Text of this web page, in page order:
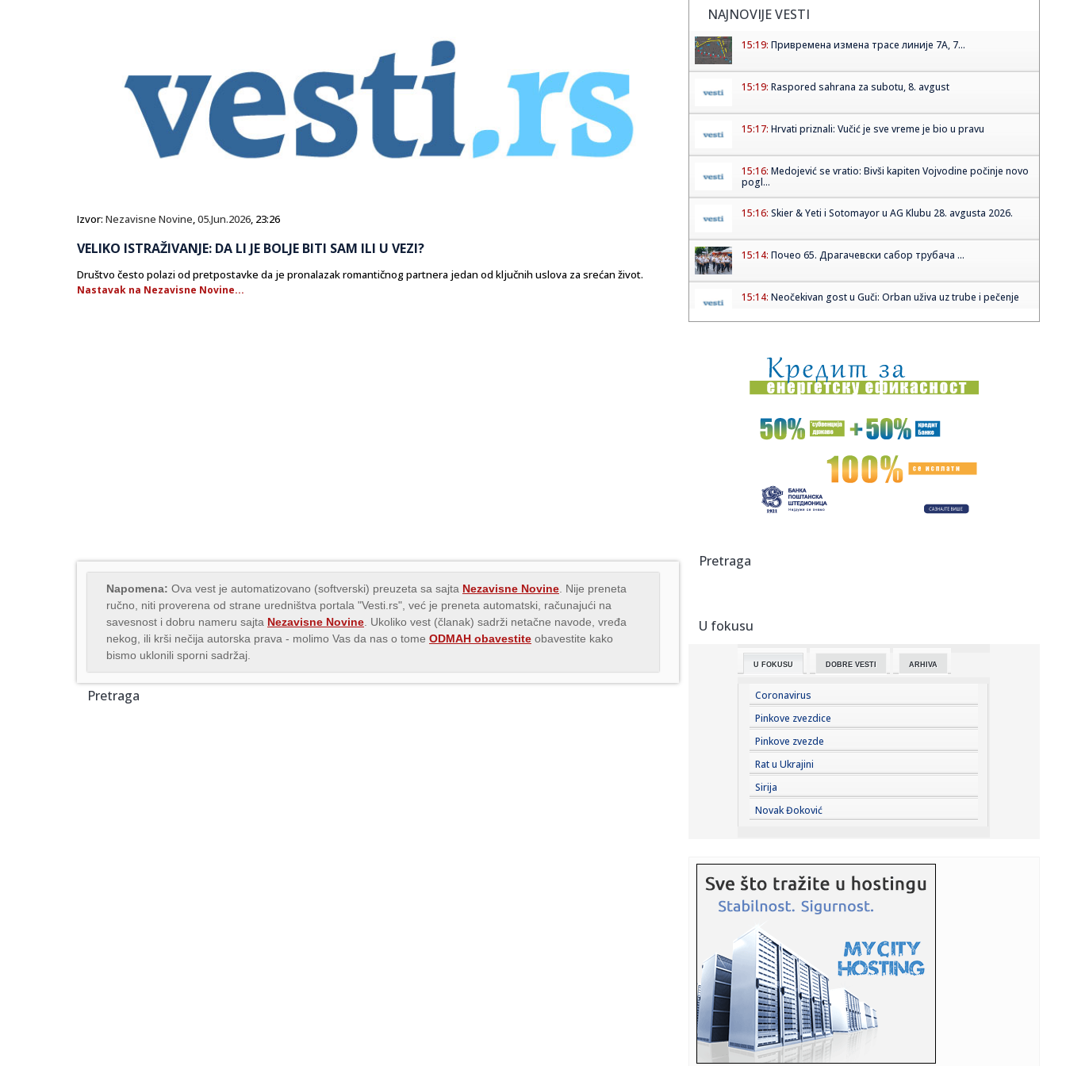
Izvor: Nezavisne Novine,05.Jun.2026, 23:26
VELIKO ISTRAŽIVANJE: DA LI JE BOLJE BITI SAM ILI U VEZI?
Društvo često polazi od pretpostavke da je pronalazak romantičnog partnera jedan od ključnih uslova za srećan život.
Nastavak na Nezavisne Novine...
Napomena: Ova vest je automatizovano (softverski) preuzeta sa sajta Nezavisne Novine . Nije preneta
ručno, niti proverena od strane uredništva portala "Vesti.rs", već je preneta automatski, računajući na
savesnost i dobru nameru sajta Nezavisne Novine . Ukoliko vest (članak) sadrži netačne navode, vređa
nekog, ili krši nečija autorska prava - molimo Vas da nas o tome ODMAH obavestite obavestite kako
bismo uklonili sporni sadržaj.
Pretraga
NAJNOVIJE VESTI
15:19: Привремена измена трасе линије 7А, 7...
15:19: Raspored sahrana za subotu, 8. avgust
15:17: Hrvati priznali: Vučić je sve vreme je bio u pravu
15:16: Medojević se vratio: Bivši kapiten Vojvodine počinje novo
pogl...
15:16: Skier & Yeti i Sotomayor u AG Klubu 28. avgusta 2026.
15:14: Почео 65. Драгачевски сабор трубача ...
15:14: Neočekivan gost u Guči: Orban uživa uz trube i pečenje
15:14:Nagel: Saudijska Arabija je "tigar od papira"
15:13:"Freshwave" prve večeri "zapalio" zidine Kastela
"Michael 2" sve bliži početku produkcije
15:13:Poruka je poslata; "Ostavite nuklearno oružje... Igrate se s
pla...
15:10:
15:09:
Potajno priželjkujemo kišu, a razlog su nove Hunter čizme
15:09:Jeziv snimak kruži mrežama: Zemljotres hirurge "bacao"
po sali ...
15:07:Specijalno "anime veče" uz film "Blue lock" 13. avgusta u
MTS Dv...
15:07:PSV KREĆE PO ČETVRTU UZASTOPNU TITULU – POČINJE
NOVA SEZONA ...
15:05: Zbog njega je pola Ukrajine ustalo protiv Zelenskog, sad
je ispri...
15:04:
15:03:Šutnuo je dron i sprečio katastrofu: Vozač autobusa
slučajno ...
15:03:Na Koševu nema utakmica do daljeg – "krivac" je Merlin
FOTO/VI...
15:03:Novi lepotan: Bugatti Destrier ima 1.500 KS i W16 motor
Pretraga
U fokusu
U FOKUSU DOBRE VESTI ARHIVA
Coronavirus
Pinkove zvezdice
Pinkove zvezde
Rat u Ukrajini
Sirija
Novak Đoković